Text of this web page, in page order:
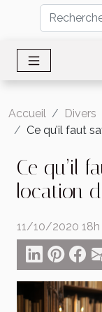
Accueil
Divers
Ce qu’il faut
Ce qu’il
location
11/10/2020 18h